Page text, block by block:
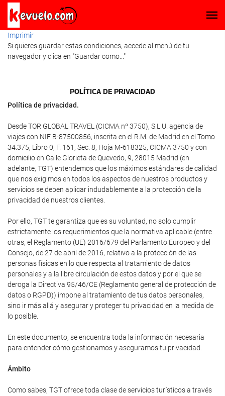
Imprimir
Si quieres guardar estas condiciones, accede al menú de tu
navegador y clica en "Guardar como..."
POLÍTICA DE PRIVACIDAD
Política de privacidad.
Desde TOR GLOBAL TRAVEL (CICMA nº 3750), S.L.U. agencia de
viajes con NIF B-87500856, inscrita en el R.M. de Madrid en el Tomo
34.375, Libro 0, F. 161, Sec. 8, Hoja M-618325, CICMA 3750 y con
domicilio en Calle Glorieta de Quevedo, 9, 28015 Madrid (en
adelante, TGT) entendemos que los máximos estándares de calidad
que nos exigimos en todos los aspectos de nuestros productos y
servicios se deben aplicar indudablemente a la protección de la
privacidad de nuestros clientes.
Por ello, TGT te garantiza que es su voluntad, no solo cumplir
estrictamente los requerimientos que la normativa aplicable (entre
otras, el Reglamento (UE) 2016/679 del Parlamento Europeo y del
Consejo, de 27 de abril de 2016, relativo a la protección de las
personas físicas en lo que respecta al tratamiento de datos
personales y a la libre circulación de estos datos y por el que se
deroga la Directiva 95/46/CE (Reglamento general de protección de
datos o RGPD)) impone al tratamiento de tus datos personales,
sino ir más allá y asegurar y proteger tu privacidad en la medida de
lo posible.
En este documento, se encuentra toda la información necesaria
para entender cómo gestionamos y aseguramos tu privacidad.
Ámbito
Como sabes, TGT ofrece toda clase de servicios turísticos a través